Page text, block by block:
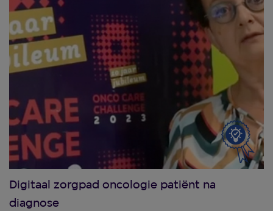
Digitaal zorgpad oncologie patiënt na
diagnose